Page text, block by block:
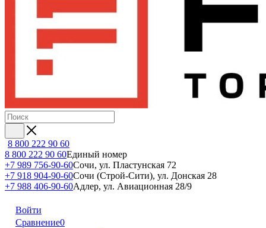
8 800 222 90 60
8 800 222 90 60Единый номер
+7 989 756-90-60Сочи, ул. Пластунская 72
+7 918 904-90-60Сочи (Строй-Сити), ул. Донская 28
+7 988 406-90-60Адлер, ул. Авиационная 28/9
Войти
Сравнение0